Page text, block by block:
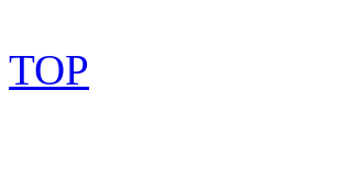
TOP